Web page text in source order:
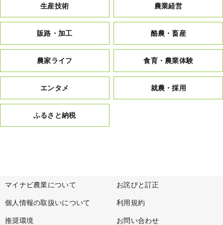
生産技術 農業経営
販路・加工 酪農・畜産
農家ライフ 食育・農業体験
エンタメ 就農・採用
ふるさと納税
マイナビ農業について お詫びと訂正
個人情報の取扱いについて 利用規約
推奨環境 お問い合わせ